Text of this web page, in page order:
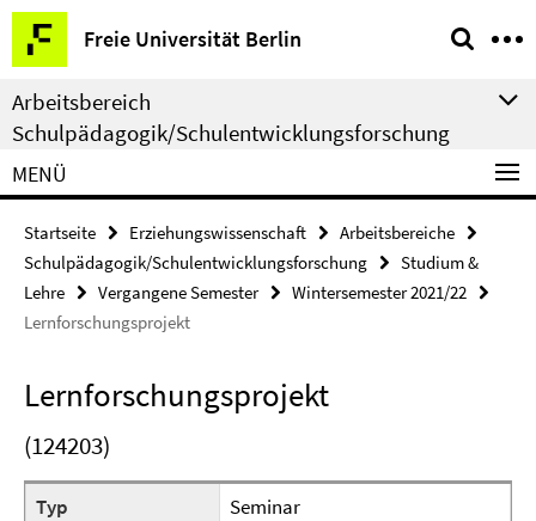
Springe
direkt
zu
Inhalt
Freie Universität Berlin
Service-
Navigation
Arbeitsbereich
Schulpädagogik/Schulentwicklungsforschung
MENÜ
Startseite Erziehungswissenschaft
Arbeitsbereiche
Schulpädagogik/Schulentwicklungsforschung
Studium &
Lehre
Vergangene Semester
Wintersemester 2021/22
Lernforschungsprojekt
Lernforschungsprojekt
(124203)
Typ
Seminar